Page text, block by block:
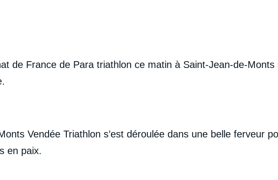
de France de Para triathlon ce matin à Saint-Jean-de-
Vendée Triathlon s’est déroulée dans une belle ferveur
en paix.